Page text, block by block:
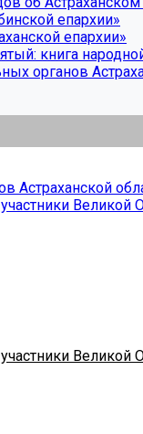
епархии»
епархии»
книга
органов
Астраханской
Великой
Великой